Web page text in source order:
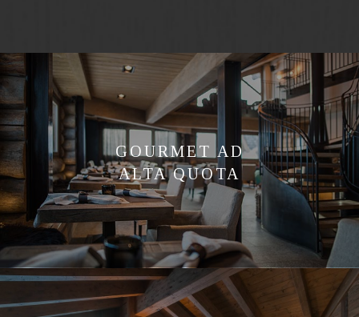
GOURMET AD
ALTA QUOTA